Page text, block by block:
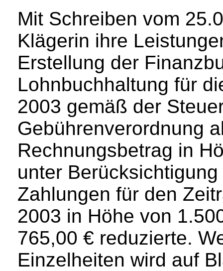
Mit Schreiben vom
Klägerin ihre
Erstellung der
Lohnbuchhaltung für
2003 gemäß der
Gebührenverordnung
Rechnungsbetrag in
unter
Zahlungen für den
2003 in Höhe von
765,00 € reduzierte.
Einzelheiten wird auf